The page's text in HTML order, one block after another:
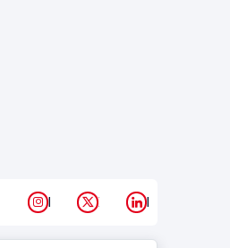
Instagram
X LinkedIn